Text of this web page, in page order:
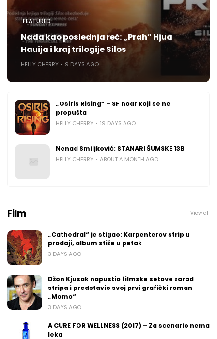
FEATURED
Nada kao poslednja reč: „Prah“ Hjua
Hauija i kraj trilogije Silos
HELLY CHERRY 9 DAYS AGO
„Osiris Rising“ – SF noar koji se ne
propušta
HELLY CHERRY 19 DAYS AGO
Nenad Smiljković: STANARI ŠUMSKE 13B
HELLY CHERRY ABOUT A MONTH AGO
Film View all
„Cathedral“ je stigao: Karpenterov strip u
prodaji, album stiže u petak
3 DAYS AGO
Džon Kjusak napustio filmske setove zarad
stripa i predstavio svoj prvi grafički roman
„Momo“
3 DAYS AGO
A CURE FOR WELLNESS (2017) – Za scenario nema
leka